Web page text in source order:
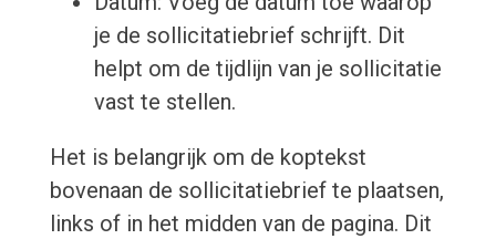
je de sollicitatiebrief schrijft. Dit
helpt om de tijdlijn van je sollicitatie
vast te stellen.
Het is belangrijk om de koptekst
bovenaan de sollicitatiebrief te plaatsen,
links of in het midden van de pagina. Dit